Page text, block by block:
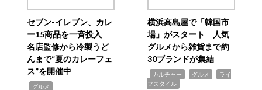
セブン‐イレブン、カレ
ー15商品を一斉投入
名店監修から冷製うど
んまで“夏のカレーフェ
ス”を開催中
グルメ
横浜高島屋で「韓国市
場」がスタート 人気
グルメから雑貨まで約
30ブランドが集結
カルチャー グルメ
ライ
フスタイル